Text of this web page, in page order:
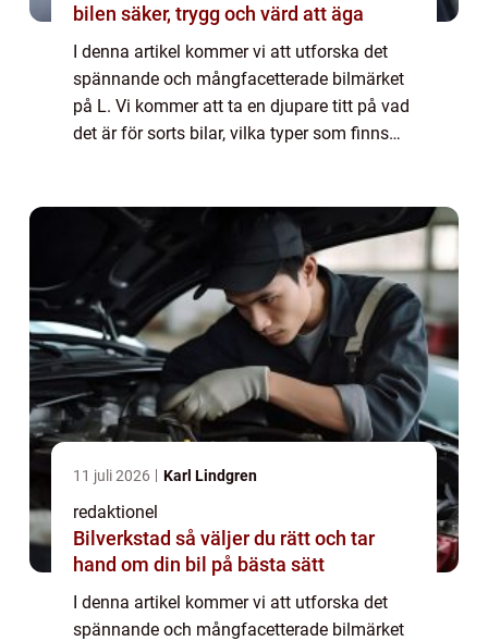
bilen säker, trygg och värd att äga
I denna artikel kommer vi att utforska det
spännande och mångfacetterade bilmärket
på L. Vi kommer att ta en djupare titt på vad
det är för sorts bilar, vilka typer som finns
11 juli 2026 Karl Lindgren
redaktionel
Bilverkstad så väljer du rätt och tar
hand om din bil på bästa sätt
I denna artikel kommer vi att utforska det
spännande och mångfacetterade bilmärket